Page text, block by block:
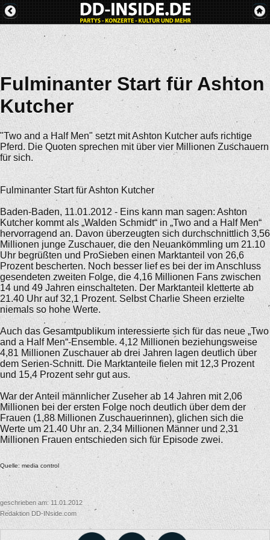
Fulminanter Start für Ashton
Kutcher
"Two and a Half Men" setzt mit Ashton Kutcher aufs richtige
Pferd. Die Quoten sprechen mit über vier Millionen Zuschauern
für sich.
Fulminanter Start für Ashton Kutcher
Baden-Baden, 11.01.2012 - Eins kann man sagen: Ashton
Kutcher kommt als „Walden Schmidt“ in „Two and a Half Men“
hervorragend an. Davon überzeugten sich durchschnittlich 3,56
Millionen junge Zuschauer, die den Neuankömmling um 21.10
Uhr begrüßten und ProSieben einen Marktanteil von 26,6
Prozent bescherten. Noch besser lief es bei der im Anschluss
gesendeten zweiten Folge, die 4,16 Millionen Fans zwischen
14 und 49 Jahren einschalteten. Der Marktanteil kletterte ab
21.40 Uhr auf 32,1 Prozent. Selbst Charlie Sheen erzielte
niemals so hohe Werte.
Auch das Gesamtpublikum interessierte sich für das neue „Two
and a Half Men“-Ensemble. 4,12 Millionen beziehungsweise
4,81 Millionen Zuschauer ab drei Jahren lagen deutlich über
dem Serien-Schnitt. Die Marktanteile fielen mit 12,3 Prozent
und 15,4 Prozent sehr gut aus.
War der Anteil männlicher Zuseher ab 14 Jahren mit 2,06
Millionen bei der ersten Folge noch deutlich über dem der
Frauen (1,88 Millionen Zuschauerinnen), glichen sich die
Werte um 21.40 Uhr an. 2,34 Millionen Männer und 2,31
Millionen Frauen entschieden sich für Episode zwei.
Quelle: media control
geschrieben am: 11.01.2012
Redaktion DD-INside.com